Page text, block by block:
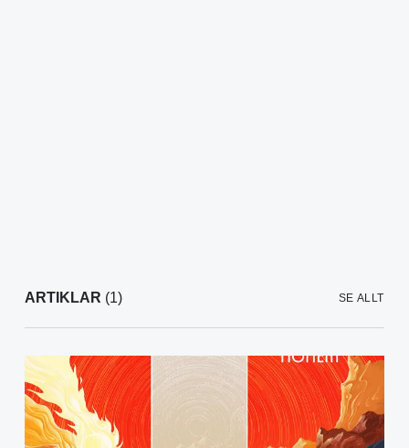
ARTIKLAR (1) SE ALLT